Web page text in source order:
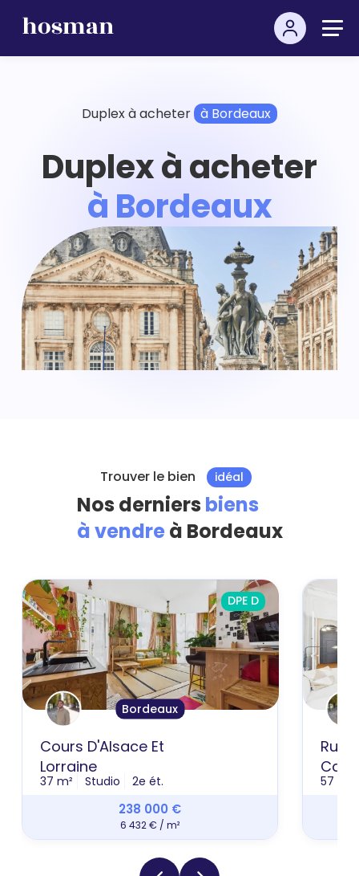
Duplex à acheter à Bordeaux
Duplex à acheter
à Bordeaux
Trouver le bien idéal
Nos derniers biens
à vendre à Bordeaux
DPE D
Bordeaux
Cours D'Alsace Et
Lorraine
37 m² Studio 2e ét.
238 000 €
6 432 € / m²
Rue
57 m²